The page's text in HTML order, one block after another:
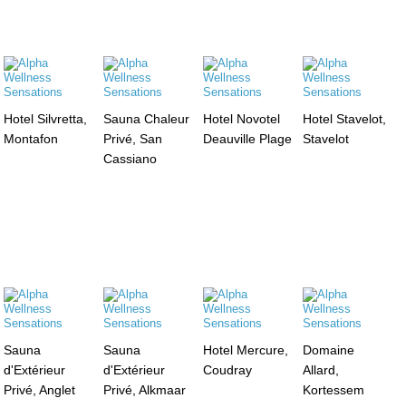
Hotel Silvretta,
Montafon
Sauna Chaleur
Privé, San
Cassiano
Hotel Novotel
Deauville Plage
Hotel Stavelot,
Stavelot
Sauna
d'Extérieur
Privé, Anglet
Sauna
d'Extérieur
Privé, Alkmaar
Hotel Mercure,
Coudray
Domaine
Allard,
Kortessem